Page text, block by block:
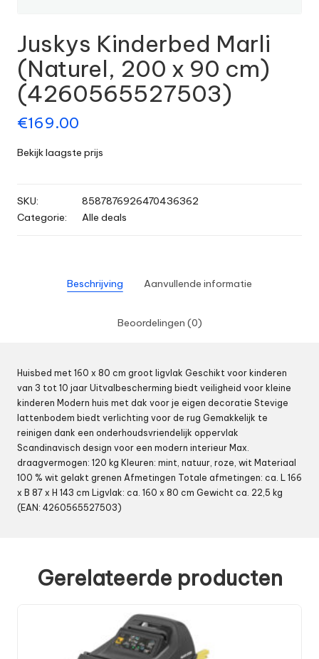
Juskys Kinderbed Marli
(Naturel, 200 x 90 cm)
(4260565527503)
€169.00
Bekijk laagste prijs
SKU:
8587876926470436362
Categorie:
Alle deals
Beschrijving Aanvullende informatie
Beoordelingen (0)
Huisbed met 160 x 80 cm groot ligvlak Geschikt voor kinderen
van 3 tot 10 jaar Uitvalbescherming biedt veiligheid voor kleine
kinderen Modern huis met dak voor je eigen decoratie Stevige
lattenbodem biedt verlichting voor de rug Gemakkelijk te
reinigen dank een onderhoudsvriendelijk oppervlak
Scandinavisch design voor een modern interieur Max.
draagvermogen: 120 kg Kleuren: mint, natuur, roze, wit Materiaal
100 % wit gelakt grenen Afmetingen Totale afmetingen: ca. L 166
x B 87 x H 143 cm Ligvlak: ca. 160 x 80 cm Gewicht ca. 22,5 kg
(EAN: 4260565527503)
Gerelateerde producten